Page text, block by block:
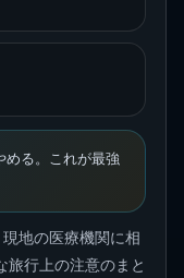
める。これが最強
地の医療機関に相
旅行上の注意のまと